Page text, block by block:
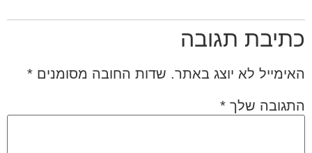
כתיבת תגובה
האימייל לא יוצג באתר. שדות החובה מסומנים *
התגובה שלך *